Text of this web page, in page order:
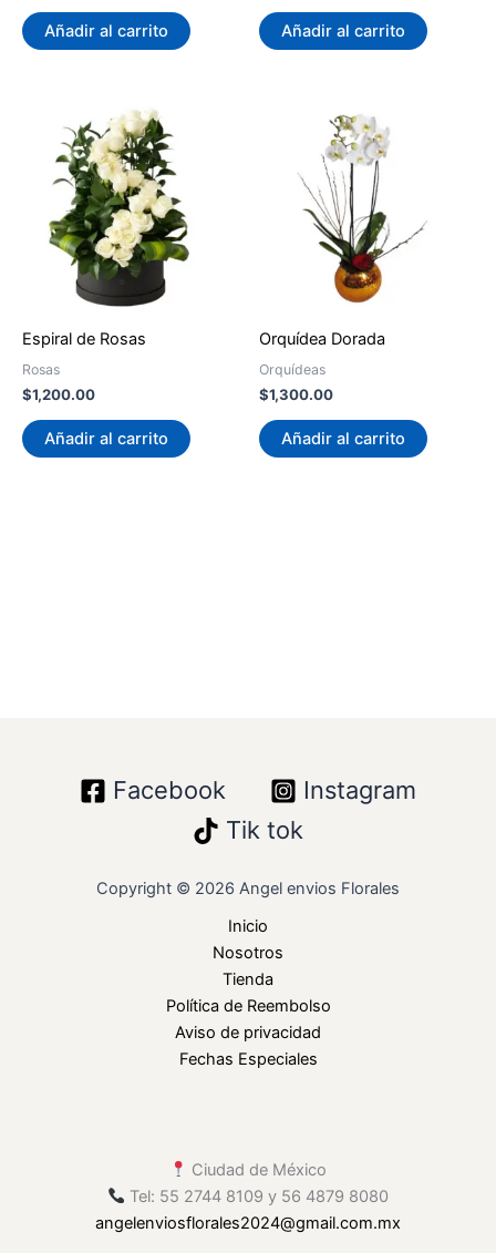
Añadir al carrito Añadir al carrito
Espiral de Rosas
Rosas
$1,200.00
Añadir al carrito
Orquídea Dorada
Orquídeas
$1,300.00
Añadir al carrito
Facebook
Instagram
Tik tok
Copyright © 2026 Angel envios Florales
Inicio
Nosotros
Tienda
Política de Reembolso
Aviso de privacidad
Fechas Especiales
Ciudad de México
Tel: 55 2744 8109 y 56 4879 8080
angelenviosflorales2024@gmail.com.mx